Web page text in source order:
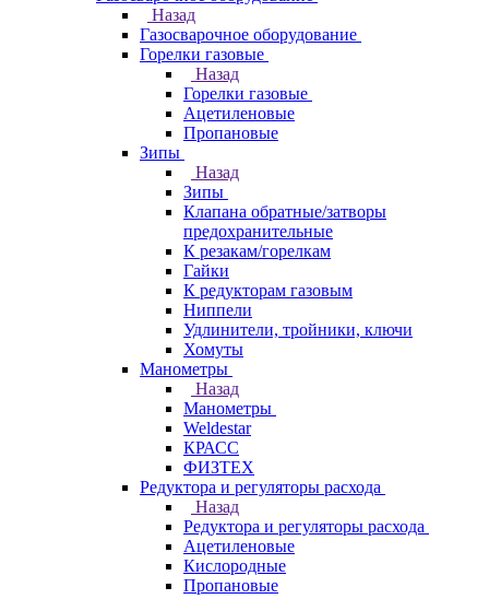
Назад
Газосварочное оборудование
Горелки газовые
Назад
Горелки газовые
Ацетиленовые
Пропановые
Зипы
Назад
Зипы
Клапана обратные/затворы
предохранительные
К резакам/горелкам
Гайки
К редукторам газовым
Ниппели
Удлинители, тройники, ключи
Хомуты
Манометры
Назад
Манометры
Weldestar
КРАСС
ФИЗТЕХ
Редуктора и регуляторы расхода
Назад
Редуктора и регуляторы расхода
Ацетиленовые
Кислородные
Пропановые